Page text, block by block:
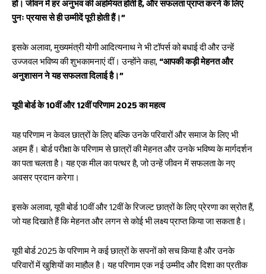
हों। जीवन में हर अनुभव की अहमियत होती है, और सफलता प्राप्त करने के लिए
पुनः प्रयास से ही उम्मीदें पूरी होती हैं।”
इसके अलावा, मुख्यमंत्री योगी आदित्यनाथ ने भी टॉपर्स को बधाई दी और उन्हें
उज्जवल भविष्य की शुभकामनाएं दीं। उन्होंने कहा, “आपकी कड़ी मेहनत और
अनुशासन ने यह सफलता दिलाई है।”
यूपी बोर्ड के 10वीं और 12वीं परिणाम 2025 का महत्व
यह परिणाम न केवल छात्रों के लिए बल्कि उनके परिवारों और समाज के लिए भी
अहम हैं। बोर्ड परीक्षा के परिणाम से छात्रों की मेहनत और उनके भविष्य के मार्गदर्शन
का पता चलता है। यह एक मील का पत्थर है, जो उन्हें जीवन में सफलता के नए
अवसर प्रदान करेगा।
इसके अलावा, यूपी बोर्ड 10वीं और 12वीं के रिजल्ट छात्रों के लिए प्रेरणा का स्रोत हैं,
जो यह दिखाते हैं कि मेहनत और लगन से कोई भी लक्ष्य प्राप्त किया जा सकता है।
यूपी बोर्ड 2025 के परिणाम ने कई छात्रों के सपनों को सच किया है और उनके
परिवारों में खुशियों का माहौल है। यह परिणाम एक नई उम्मीद और दिशा का प्रतीक